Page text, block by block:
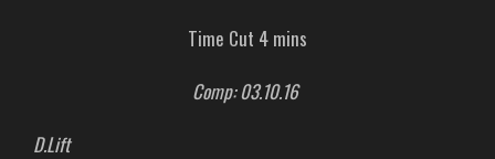
Time Cut 4 mins
Comp: 03.10.16
D.Lift